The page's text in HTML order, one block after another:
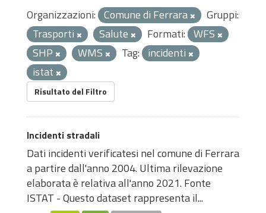
Organizzazioni: Comune di Ferrara
Gruppi:
Trasporti
Salute Formati: WFS
SHP
WMS Tag: incidenti
istat
Risultato del Filtro
Incidenti stradali
Dati incidenti verificatesi nel comune di Ferrara
a partire dall'anno 2004. Ultima rilevazione
elaborata è relativa all'anno 2021. Fonte
ISTAT - Questo dataset rappresenta il...